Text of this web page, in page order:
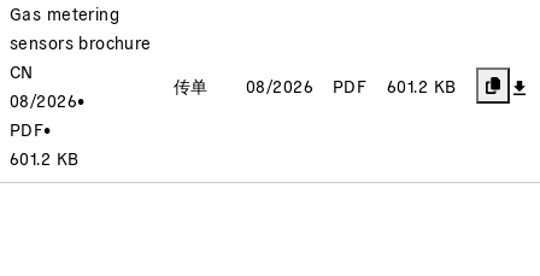
Gas metering
sensors brochure
CN
08/2026•
PDF•
601.2 KB
传单 08/2026 PDF 601.2 KB